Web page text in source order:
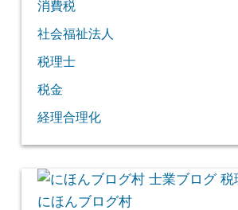
消費税
社会福祉法人
税理士
税金
経理合理化
にほんブログ村